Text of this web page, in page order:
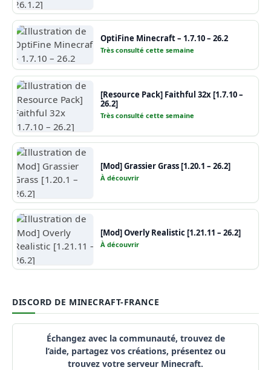
OptiFine Minecraft – 1.7.10 – 26.2
Très consulté cette semaine
[Resource Pack] Faithful 32x [1.7.10 –
26.2]
Très consulté cette semaine
[Mod] Grassier Grass [1.20.1 – 26.2]
À découvrir
[Mod] Overly Realistic [1.21.11 – 26.2]
À découvrir
DISCORD DE MINECRAFT-FRANCE
Échangez avec la communauté, trouvez de
l’aide, partagez vos créations, présentez ou
trouvez votre serveur Minecraft.